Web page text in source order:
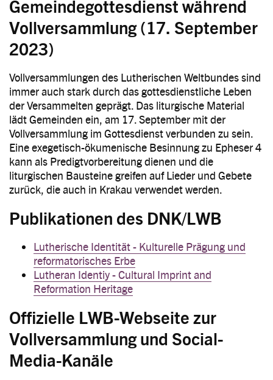
Gemeindegottesdienst während
Vollversammlung (17. September
2023)
Vollversammlungen des Lutherischen Weltbundes sind
immer auch stark durch das gottesdienstliche Leben
der Versammelten geprägt. Das liturgische Material
lädt Gemeinden ein, am 17. September mit der
Vollversammlung im Gottesdienst verbunden zu sein.
Eine exegetisch-ökumenische Besinnung zu Epheser 4
kann als Predigtvorbereitung dienen und die
liturgischen Bausteine greifen auf Lieder und Gebete
zurück, die auch in Krakau verwendet werden.
Publikationen des DNK/LWB
Lutherische Identität - Kulturelle Prägung und
reformatorisches Erbe
Lutheran Identiy - Cultural Imprint and
Reformation Heritage
Offizielle LWB-Webseite zur
Vollversammlung und Social-
Media-Kanäle